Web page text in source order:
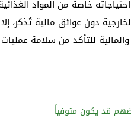
خاصة من المواد
دون عوائق مالية تُذكر،
للتأكد من سلامة